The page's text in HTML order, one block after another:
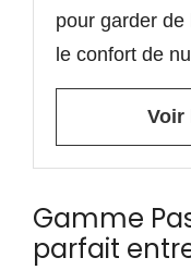
pour garder
le confort de
Voir
Gamme
parfait